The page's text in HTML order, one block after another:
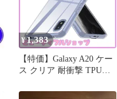
¥1,383
【特価】Galaxy A20 ケー
ス クリア 耐衝撃 TPU
tpu 透明 衝撃吸収 柔軟 防